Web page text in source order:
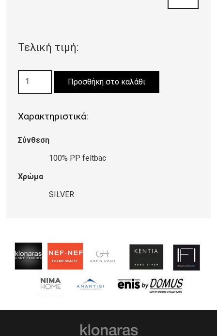
Τελική τιμή:
ΜΟΚΕΤΑ
75
Προσθήκη στο καλάθι
Χαρακτηριστικά:
Σύνθεση
100% PP feltbac
Χρώμα
SILVER